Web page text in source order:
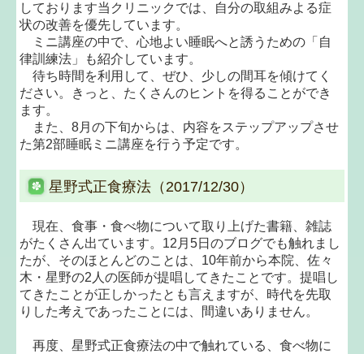
しております当クリニックでは、自分の取組みよる症
状の改善を優先しています。
ミニ講座の中で、心地よい睡眠へと誘うための「自
律訓練法」も紹介しています。
待ち時間を利用して、ぜひ、少しの間耳を傾けてく
ださい。きっと、たくさんのヒントを得ることができ
ます。
また、8月の下旬からは、内容をステップアップさせ
た第2部睡眠ミニ講座を行う予定です。
星野式正食療法（2017/12/30）
現在、食事・食べ物について取り上げた書籍、雑誌
がたくさん出ています。12月5日のブログでも触れまし
たが、そのほとんどのことは、10年前から本院、佐々
木・星野の2人の医師が提唱してきたことです。提唱し
てきたことが正しかったとも言えますが、時代を先取
りした考えであったことには、間違いありません。
再度、星野式正食療法の中で触れている、食べ物に